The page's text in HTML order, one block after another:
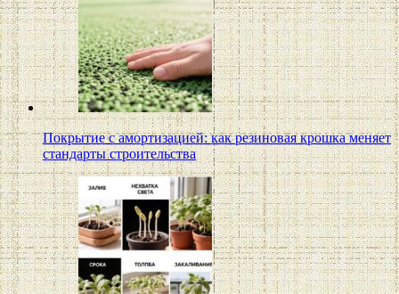
Покрытие с амортизацией: как резиновая крошка меняет
стандарты строительства